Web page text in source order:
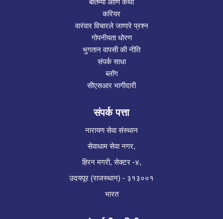
बातम्या आणि कथा
करियर
वारंवार विचारले जाणारे प्रश्न
गोपनीयता धोरण
भुगतान वापसी की नीति
संपर्क साधा
ब्लॉग
सीएसआर भागीदारी
संपर्क पत्ता
नारायण सेवा संस्थान
सेवाधाम सेवा नगर,
हिरन मगरी, सेक्टर -४,
उदयपूर (राजस्थान) - ३१३००१
भारत